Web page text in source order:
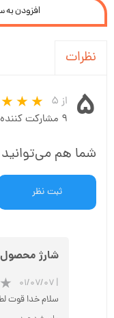
افزودن به
نظرات
۵ از ۵
۹ مشارکت کننده
شما هم می‌توانید
ثبت نظر
شارژ محصول
| ۰۱/۰۷/۰۷
سلام خدا قوت